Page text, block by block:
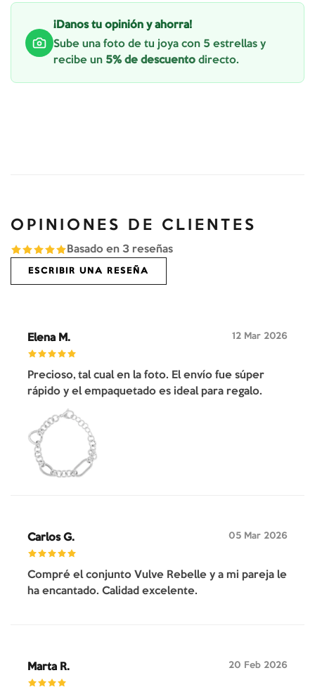
¡Danos tu opinión y ahorra!
Sube una foto de tu joya con 5 estrellas y
recibe un 5% de descuento directo.
OPINIONES DE CLIENTES
Basado en 3 reseñas
ESCRIBIR UNA RESEÑA
Elena M. 12 Mar 2026
Precioso, tal cual en la foto. El envío fue súper
rápido y el empaquetado es ideal para regalo.
Carlos G. 05 Mar 2026
Compré el conjunto Vulve Rebelle y a mi pareja le
ha encantado. Calidad excelente.
Marta R. 20 Feb 2026